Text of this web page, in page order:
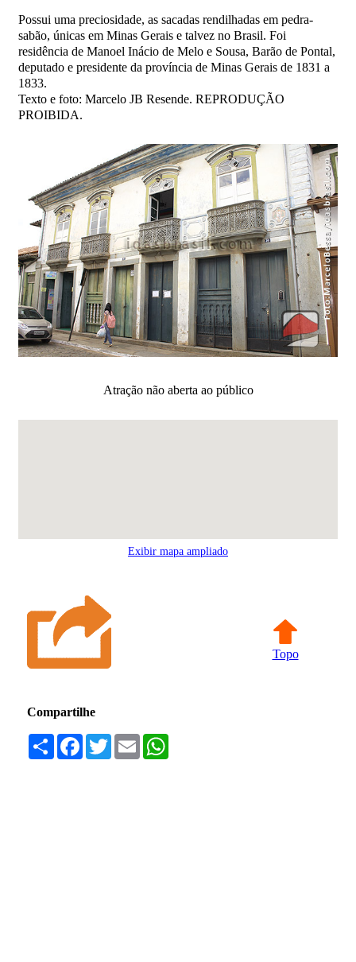
Possui uma preciosidade, as sacadas rendilhadas em pedra-
sabão, únicas em Minas Gerais e talvez no Brasil. Foi
residência de Manoel Inácio de Melo e Sousa, Barão de Pontal,
deputado e presidente da província de Minas Gerais de 1831 a
1833.
Texto e foto: Marcelo JB Resende. REPRODUÇÃO
PROIBIDA.
Atração não aberta ao público
Exibir mapa ampliado
Topo
Compartilhe
Compartilhar
Facebook
TwitterEmail